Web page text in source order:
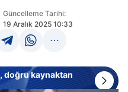
Güncelleme Tarihi:
19 Aralık 2025 10:33
doğru kaynaktan